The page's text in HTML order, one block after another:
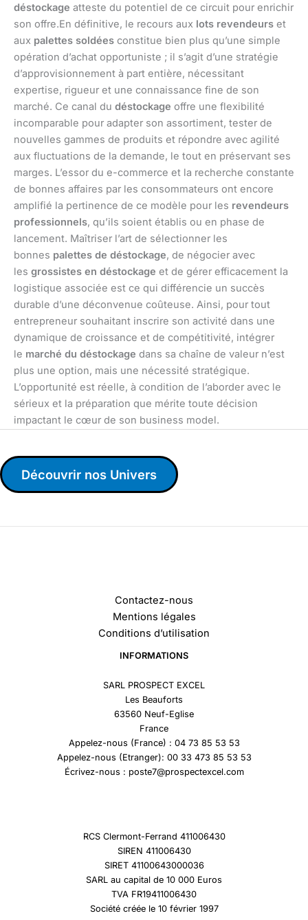
déstockage atteste du potentiel de ce circuit pour enrichir
son offre.En définitive, le recours aux lots revendeurs et
aux palettes soldées constitue bien plus qu’une simple
opération d’achat opportuniste ; il s’agit d’une stratégie
d’approvisionnement à part entière, nécessitant
expertise, rigueur et une connaissance fine de son
marché. Ce canal du déstockage offre une flexibilité
incomparable pour adapter son assortiment, tester de
nouvelles gammes de produits et répondre avec agilité
aux fluctuations de la demande, le tout en préservant ses
marges. L’essor du e-commerce et la recherche constante
de bonnes affaires par les consommateurs ont encore
amplifié la pertinence de ce modèle pour les revendeurs
professionnels, qu’ils soient établis ou en phase de
lancement. Maîtriser l’art de sélectionner les
bonnes palettes de déstockage, de négocier avec
les grossistes en déstockage et de gérer efficacement la
logistique associée est ce qui différencie un succès
durable d’une déconvenue coûteuse. Ainsi, pour tout
entrepreneur souhaitant inscrire son activité dans une
dynamique de croissance et de compétitivité, intégrer
le marché du déstockage dans sa chaîne de valeur n’est
plus une option, mais une nécessité stratégique.
L’opportunité est réelle, à condition de l’aborder avec le
sérieux et la préparation que mérite toute décision
impactant le cœur de son business model.
Découvrir nos Univers
Contactez-nous
Mentions légales
Conditions d’utilisation
INFORMATIONS
SARL PROSPECT EXCEL
Les Beauforts
63560 Neuf-Eglise
France
Appelez-nous (France) : 04 73 85 53 53
Appelez-nous (Etranger): 00 33 473 85 53 53
Écrivez-nous : poste7@prospectexcel.com
RCS Clermont-Ferrand 411006430
SIREN 411006430
SIRET 41100643000036
SARL au capital de 10 000 Euros
TVA FR19411006430
Société créée le 10 février 1997